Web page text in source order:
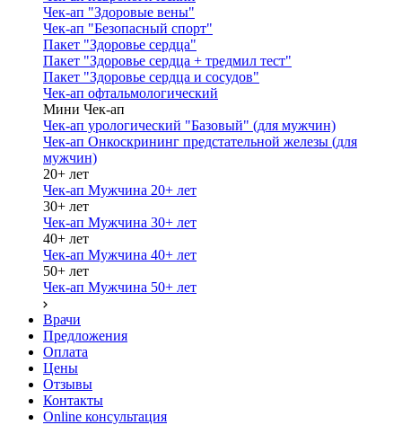
Чек-ап "Здоровые вены"
Чек-ап "Безопасный спорт"
Пакет "Здоровье сердца"
Пакет "Здоровье сердца + тредмил тест"
Пакет "Здоровье сердца и сосудов"
Чек-ап офтальмологический
Мини Чек-ап
Чек-ап урологический "Базовый" (для мужчин)
Чек-ап Онкоскрининг предстательной железы (для
мужчин)
20+ лет
Чек-ап Мужчина 20+ лет
30+ лет
Чек-ап Мужчина 30+ лет
40+ лет
Чек-ап Мужчина 40+ лет
50+ лет
Чек-ап Мужчина 50+ лет
Врачи
Предложения
Оплата
Цены
Отзывы
Контакты
Online консультация